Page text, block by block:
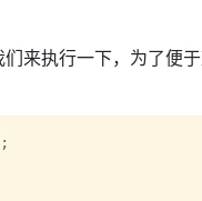
来执行一下，为了便
;